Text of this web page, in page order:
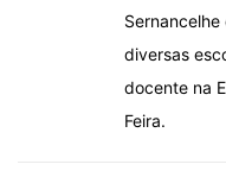
diversas
docente na
Feira.